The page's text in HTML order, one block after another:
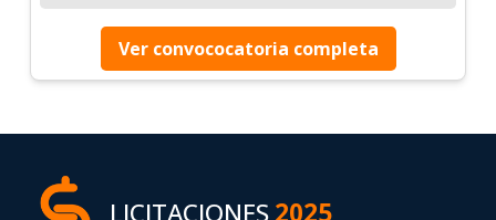
Ver convococatoria completa